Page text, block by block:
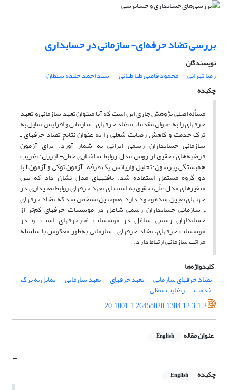
بررسی تضاد حرفه‌ای- سازمانی در حسابداری
نویسندگان
رضا تهرانی
محمود قاضی طبا طبائی
سید احمد خلیفه سلطان
چکیده
مسأله اصلی پژوهش جاری این است که آیا می‎توان تعهد سازمانی و تعهد
حرفه‎ای را به عنوان مقدمات تضاد حرفه‎ای ـ سازمانی و افزایش تمایل به
ترک خدمت و کاهش رضایت شغلی را به عنوان نتایج تضاد حرفه‎ای ـ
سازمانی حسابداران رسمی ایرانی به شمار آورد. برای آزمون
فرضیه‌های تحقیق از روش مدل روابط ساختاری خطی- لیزرل؛ ضریب
همبستگی پیرسون؛ تحلیل واریانس یک طرفه، آزمون توکی و آزمون t با
دو گروه مستقل استفاده شد. یافته‎های مدل نشان ‎داد که بین
متغیرهای مدل علّی تحقیق به استثنای تعهد حرفه‎ای روابط معنی‎داری در
جهت‎های تعیین شده وجود دارد. هم‌چنین مشخص شد که تضاد حرفه‎ای
ـ سازمانی حسابداران رسمی شاغل در موسسات حرفه‎ای کم‌تر از
حسابداران رسمی شاغل در موسسات غیرحرفه‎ای است. و در
موسسات حرفه‎ای، تضاد حرفه‎ای ـ سازمانی به‌طور معکوس با سلسله
مراتب سازمانی ارتباط دارد.
کلیدواژه‌ها
تضاد حرفه‎ای سازمانی
تعهد حرفه‎ای تعهد سازمانی تمایل به ترک
خدمت
رضایت شغلی
20.1001.1.26458020.1384.12.3.1.2
عنوان مقاله English
-
چکیده English